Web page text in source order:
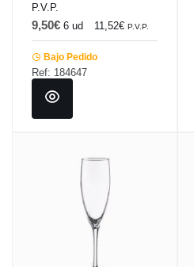
P.V.P.
9,50€ 6 ud 11,52€ P.V.P.
Bajo Pedido
Ref: 184647